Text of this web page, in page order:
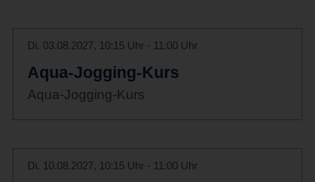
Di. 03.08.2027, 10:15 Uhr - 11:00 Uhr
Aqua-Jogging-Kurs
Aqua-Jogging-Kurs
Di. 10.08.2027, 10:15 Uhr - 11:00 Uhr